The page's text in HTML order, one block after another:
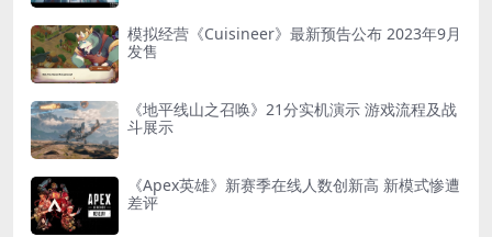
模拟经营《Cuisineer》最新预告公布 2023年9月
发售
《地平线山之召唤》21分实机演示 游戏流程及战
斗展示
《Apex英雄》新赛季在线人数创新高 新模式惨遭
差评